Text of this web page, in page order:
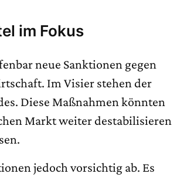
im Fokus
neue Sanktionen gegen
Im Visier stehen der
Diese Maßnahmen könnten
Markt weiter destabilisieren
jedoch vorsichtig ab. Es